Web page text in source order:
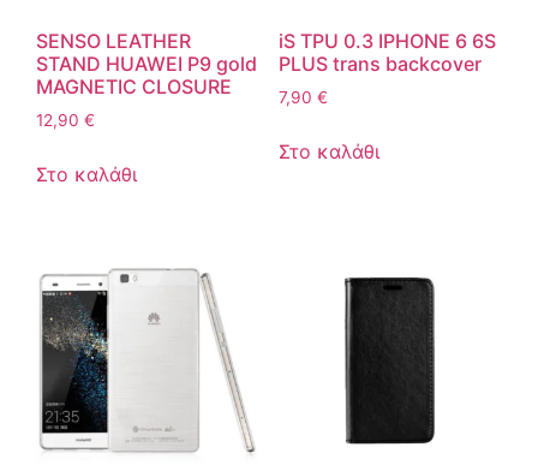
SENSO LEATHER
STAND HUAWEI P9 gold
MAGNETIC CLOSURE
12,90 €
Στο καλάθι
iS TPU 0.3 IPHONE 6 6S
PLUS trans backcover
7,90 €
Στο καλάθι